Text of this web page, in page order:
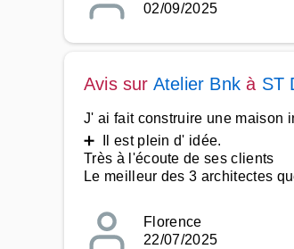
02/09/2025
Avis sur Atelier Bnk à ST
J' ai fait construire une maison
➕ Il est plein d' idée.
Très à l'écoute de ses clients
Le meilleur des 3 architectes
Florence
22/07/2025